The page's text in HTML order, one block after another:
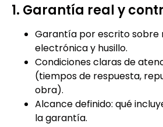
1. Garantía real y
Garantía por escrito sobre
electrónica y husillo.
Condiciones claras de
(tiempos de respuesta,
obra).
Alcance definido: qué
la garantía.